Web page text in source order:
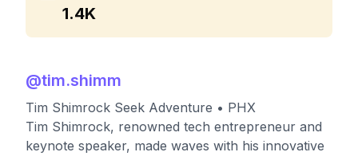
1.4K
@tim.shimm
Tim Shimrock Seek Adventure • PHX
Tim Shimrock, renowned tech entrepreneur and
keynote speaker, made waves with his innovative